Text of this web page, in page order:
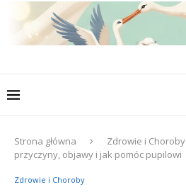
Strona główna Zdrowie i Choroby
przyczyny, objawy i jak pomóc pupilowi
Zdrowie i Choroby